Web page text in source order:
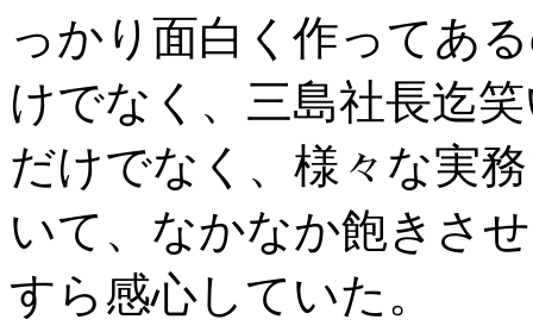
っかり面白く作ってあ
けでなく、三島社長迄
だけでなく、様々な実
いて、なかなか飽きさ
すら感心していた。